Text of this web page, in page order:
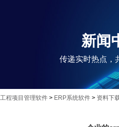
新闻
传递实时热点，
工程项目管理软件 > ERP系统软件 > 资料下